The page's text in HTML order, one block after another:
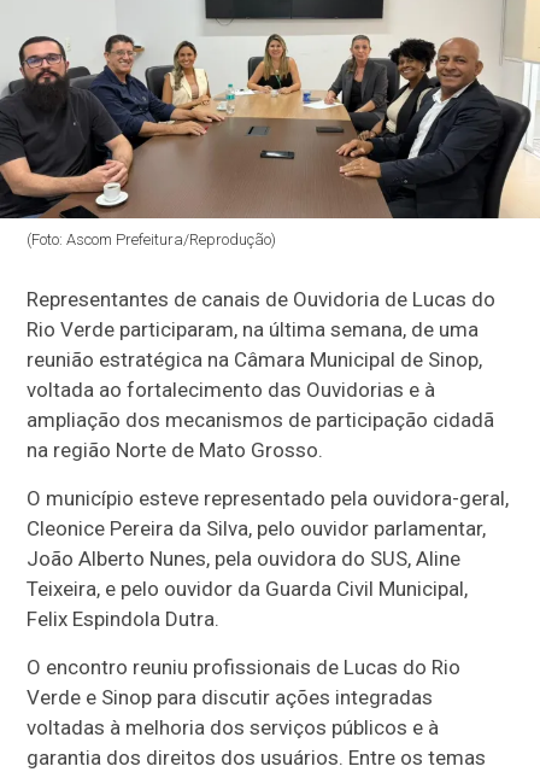
(Foto: Ascom Prefeitura/Reprodução)
Representantes de canais de Ouvidoria de Lucas do
Rio Verde participaram, na última semana, de uma
reunião estratégica na Câmara Municipal de Sinop,
voltada ao fortalecimento das Ouvidorias e à
ampliação dos mecanismos de participação cidadã
na região Norte de Mato Grosso.
O município esteve representado pela ouvidora-geral,
Cleonice Pereira da Silva, pelo ouvidor parlamentar,
João Alberto Nunes, pela ouvidora do SUS, Aline
Teixeira, e pelo ouvidor da Guarda Civil Municipal,
Felix Espindola Dutra.
O encontro reuniu profissionais de Lucas do Rio
Verde e Sinop para discutir ações integradas
voltadas à melhoria dos serviços públicos e à
garantia dos direitos dos usuários. Entre os temas